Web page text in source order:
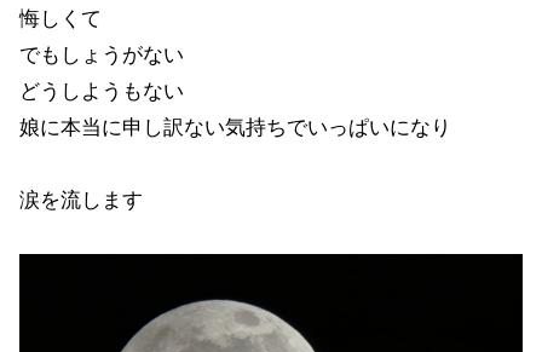
悔しくて
でもしょうがない
どうしようもない
娘に本当に申し訳ない気持ちでいっぱいになり
涙を流します